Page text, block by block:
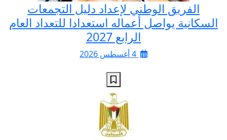
الفريق الوطني لإعداد دليل التجمعات
السكانية يواصل أعماله استعدادا للتعداد العام
الرابع 2027